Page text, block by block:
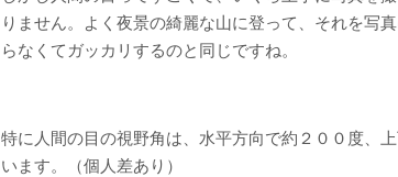
りません。よく夜景の綺麗な山に登って、それを写
らなくてガッカリするのと同じですね。
特に人間の目の視野角は、水平方向で約２００度、
います。（個人差あり）